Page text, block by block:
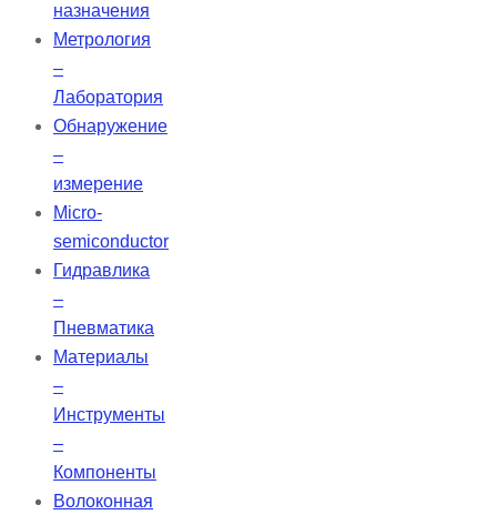
назначения
Метрология
–
Лаборатория
Обнаружение
–
измерение
Micro-
semiconductor
Гидравлика
–
Пневматика
Материалы
–
Инструменты
–
Компоненты
Волоконная